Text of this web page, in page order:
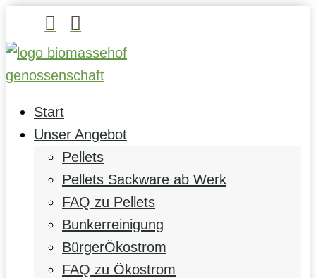
 
Start
Unser Angebot
Pellets
Pellets Sackware ab Werk
FAQ zu Pellets
Bunkerreinigung
BürgerÖkostrom
FAQ zu Ökostrom